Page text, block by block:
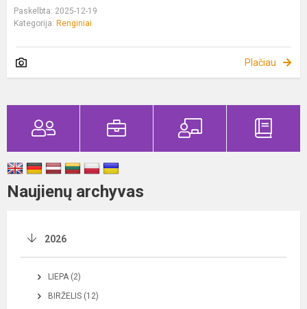
Paskelbta: 2025-12-19
Kategorija: Renginiai
Plačiau
Naujienų archyvas
2026
LIEPA (2)
BIRŽELIS (12)